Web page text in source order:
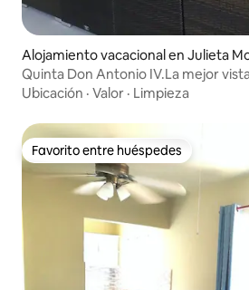
Alojamiento vacacional en Julieta
Quinta Don Antonio IV.La mejor
Ubicación · Valor · Limpieza
Favorito entre huéspedes
Favorito entre huéspedes